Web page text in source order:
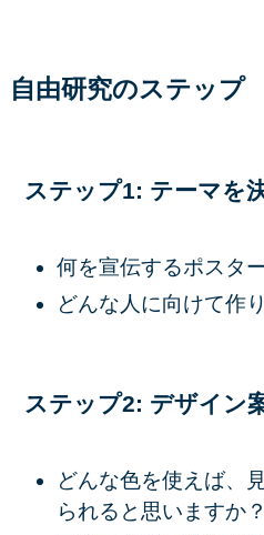
自由研究のステップ
ステップ1: テーマを
何を宣伝するポスタ
どんな人に向けて作
ステップ2: デザイン
どんな色を使えば、
られると思いますか？